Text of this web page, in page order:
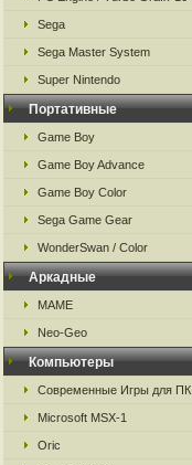
Sega
Sega Master System
Super Nintendo
Портативные
Game Boy
Game Boy Advance
Game Boy Color
Sega Game Gear
WonderSwan / Color
Аркадные
MAME
Neo-Geo
Компьютеры
Современные Игры для ПК
Microsoft MSX-1
Oric